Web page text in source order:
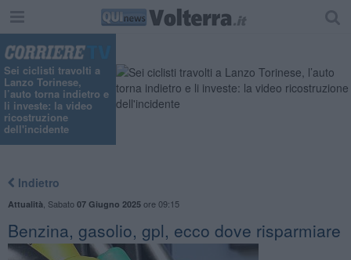
Sei ciclisti travolti a
Lanzo Torinese,
l’auto torna indietro e
li investe: la video
ricostruzione
dell'incidente
Indietro
Attualità Sabato 07 Giugno 2025ore 09:15
Benzina, gasolio, gpl, ecco dove risparmiare